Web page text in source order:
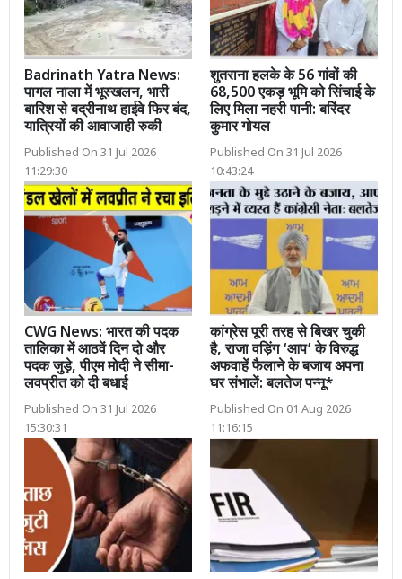
Badrinath Yatra News:
पागल नाला में भूस्खलन, भारी
बारिश से बद्रीनाथ हाईवे फिर बंद,
यात्रियों की आवाजाही रुकी
Published On 31 Jul 2026
11:29:30
शुतराना हलके के 56 गांवों की
68,500 एकड़ भूमि को सिंचाई के
लिए मिला नहरी पानी: बरिंदर
कुमार गोयल
Published On 31 Jul 2026
10:43:24
CWG News: भारत की पदक
तालिका में आठवें दिन दो और
पदक जुड़े, पीएम मोदी ने सीमा-
लवप्रीत को दी बधाई
Published On 31 Jul 2026
15:30:31
कांग्रेस पूरी तरह से बिखर चुकी
है, राजा वड़िंग ‘आप’ के विरुद्ध
अफवाहें फैलाने के बजाय अपना
घर संभालें: बलतेज पन्नू*
Published On 01 Aug 2026
11:16:15